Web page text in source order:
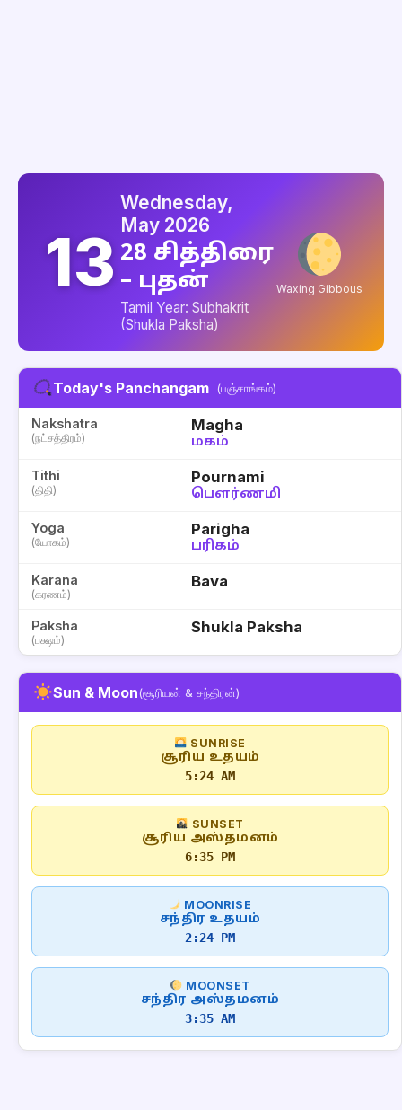
13
Wednesday,
May 2026
28 சித்திரை
– புதன்
Tamil Year: Subhakrit
(Shukla Paksha)
Waxing Gibbous
Today's Panchangam (பஞ்சாங்கம்)
Nakshatra
(நட்சத்திரம்)
Magha
மகம்
Tithi
(திதி)
Pournami
பௌர்ணமி
Yoga
(யோகம்)
Parigha
பரிகம்
Karana
(கரணம்)
Bava
Paksha
(பக்ஷம்)
Shukla Paksha
Sun & Moon(சூரியன் & சந்திரன்)
SUNRISE
சூரிய உதயம்
5:24 AM
SUNSET
சூரிய அஸ்தமனம்
6:35 PM
MOONRISE
சந்திர உதயம்
2:24 PM
MOONSET
சந்திர அஸ்தமனம்
3:35 AM